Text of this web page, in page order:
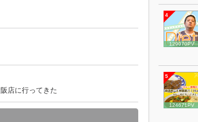
店に行ってきた
4
129070PV
5
124671PV